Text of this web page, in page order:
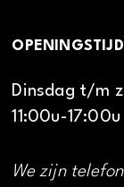
Dinsdag t/m
11:00u-17:00u
We zijn